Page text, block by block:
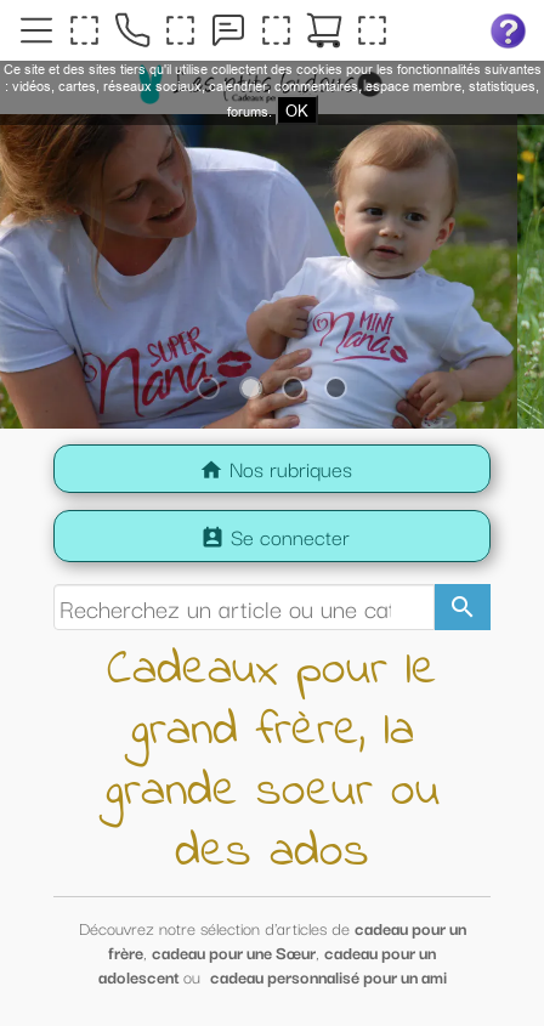
home Nos rubriques
search
perm_contact_calendar Se connecter
Cadeaux pour le
grand frère, la
grande soeur ou
des ados
Découvrez notre sélection d'articles decadeau pour un
frère, cadeau pour une Sœur, cadeau pour un
adolescentou cadeau personnalisé pour un ami
Ce site et des sites tiers qu'il utilise collectent des cookies pour les fonctionnalités suivantes
: vidéos, cartes, réseaux sociaux, calendrier, commentaires, espace membre, statistiques,
forums.
OK